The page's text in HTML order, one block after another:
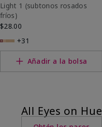
Light 1​ (subtonos rosados
fríos)
$28.00
+31
Añadir a la bolsa
All Eyes on Hue